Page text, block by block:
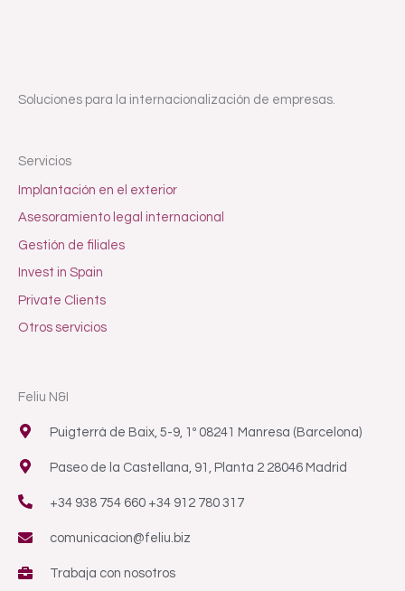
Soluciones para la internacionalización de empresas.
Servicios
Implantación en el exterior
Asesoramiento legal internacional
Gestión de filiales
Invest in Spain
Private Clients
Otros servicios
Feliu N&I
Puigterrà de Baix, 5-9, 1º 08241 Manresa (Barcelona)
Paseo de la Castellana, 91, Planta 2 28046 Madrid
+34 938 754 660 +34 912 780 317
comunicacion@feliu.biz
Trabaja con nosotros